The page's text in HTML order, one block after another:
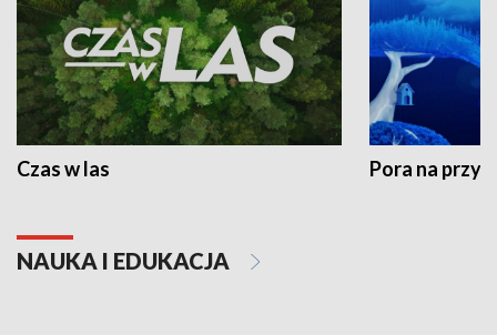
Czas w las Pora na
NAUKA I EDUKACJA